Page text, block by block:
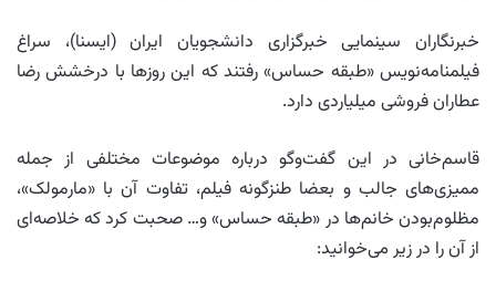
خبرنگاران سینمایی خبرگزاری دانشجویان ایران (ایسنا)، سراغ
فیلمنامه‌نویس «طبقه حساس» رفتند که این روز‌ها با درخشش رضا
عطاران فروشی میلیاردی دارد.
قاسم‌خانی در این گفت‌وگو درباره موضوعات مختلفی از جمله
ممیزی‌های جالب و بعضا طنزگونه فیلم، تفاوت آن با «مارمولک»،
مظلوم‌بودن خانم‌ها در «طبقه حساس» و… صحبت کرد که خلاصه‌ای
از آن را در زیر می‌خوانید: